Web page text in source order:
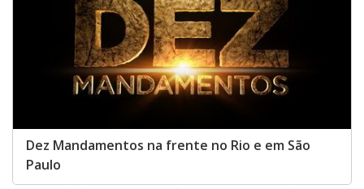
Dez Mandamentos na frente no Rio e em São
Paulo